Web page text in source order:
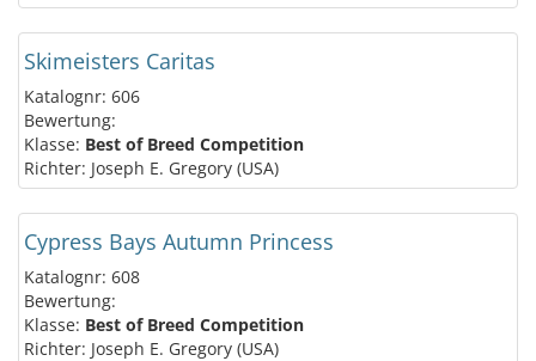
Skimeisters Caritas
Katalognr: 606
Bewertung:
Klasse: Best of Breed Competition
Richter: Joseph E. Gregory (USA)
Cypress Bays Autumn Princess
Katalognr: 608
Bewertung:
Klasse: Best of Breed Competition
Richter: Joseph E. Gregory (USA)